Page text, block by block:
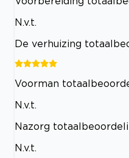
N.v.t.
De verhuizing
Voorman
N.v.t.
Nazorg
N.v.t.